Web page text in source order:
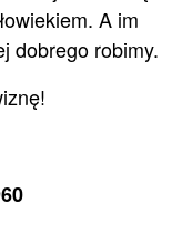
A im
dobrego robimy.